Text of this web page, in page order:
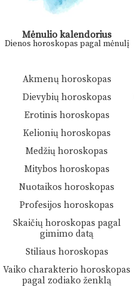
Mėnulio kalendorius
Dienos horoskopas pagal mėnulį
Akmenų horoskopas
Dievybių horoskopas
Erotinis horoskopas
Kelionių horoskopas
Medžių horoskopas
Mitybos horoskopas
Nuotaikos horoskopas
Profesijos horoskopas
Skaičių horoskopas pagal
gimimo datą
Stiliaus horoskopas
Vaiko charakterio horoskopas
pagal zodiako ženklą